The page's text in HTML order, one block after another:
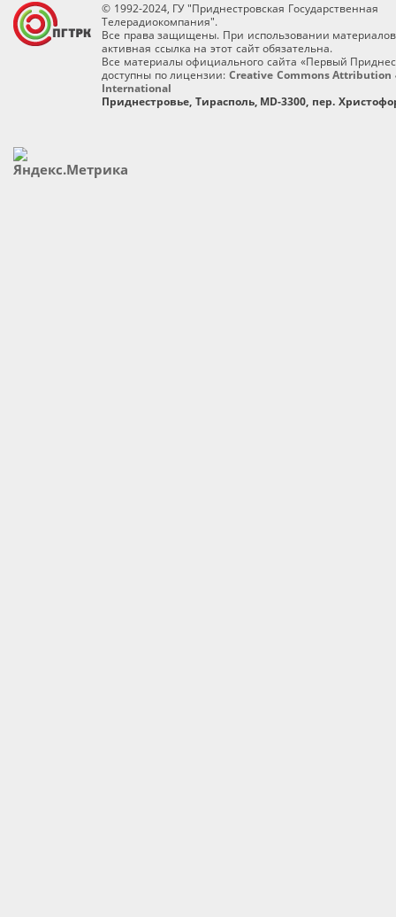
© 1992-2024, ГУ "Приднестровская Государственная
Телерадиокомпания".
Все права защищены. При использовании
активная ссылка на этот сайт обязательна.
Все материалы официального сайта «Первый
доступны по лицензии: Creative Commons Attribution
International
Приднестровье, Тирасполь, MD-3300, пер.